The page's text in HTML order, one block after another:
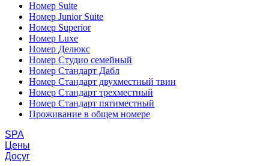
Номер Suite
Номер Junior Suite
Номер Superior
Номер Luxe
Номер Делюкс
Номер Студио семейный
Номер Стандарт Дабл
Номер Стандарт двухместный твин
Номер Стандарт трехместный
Номер Стандарт пятиместный
Проживание в общем номере
SPA
Цены
Досуг